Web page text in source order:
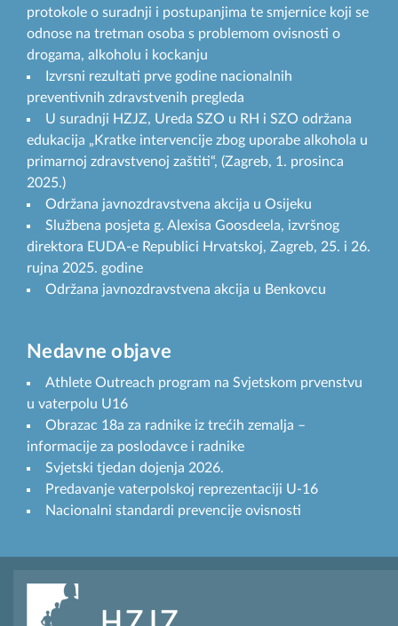
protokole o suradnji i postupanjima te smjernice koji se
odnose na tretman osoba s problemom ovisnosti o
drogama, alkoholu i kockanju
Izvrsni rezultati prve godine nacionalnih
preventivnih zdravstvenih pregleda
U suradnji HZJZ, Ureda SZO u RH i SZO održana
edukacija „Kratke intervencije zbog uporabe alkohola u
primarnoj zdravstvenoj zaštiti“, (Zagreb, 1. prosinca
2025.)
Održana javnozdravstvena akcija u Osijeku
Službena posjeta g. Alexisa Goosdeela, izvršnog
direktora EUDA-e Republici Hrvatskoj, Zagreb, 25. i 26.
rujna 2025. godine
Održana javnozdravstvena akcija u Benkovcu
Nedavne objave
Athlete Outreach program na Svjetskom prvenstvu
u vaterpolu U16
Obrazac 18a za radnike iz trećih zemalja –
informacije za poslodavce i radnike
Svjetski tjedan dojenja 2026.
Predavanje vaterpolskoj reprezentaciji U-16
Nacionalni standardi prevencije ovisnosti